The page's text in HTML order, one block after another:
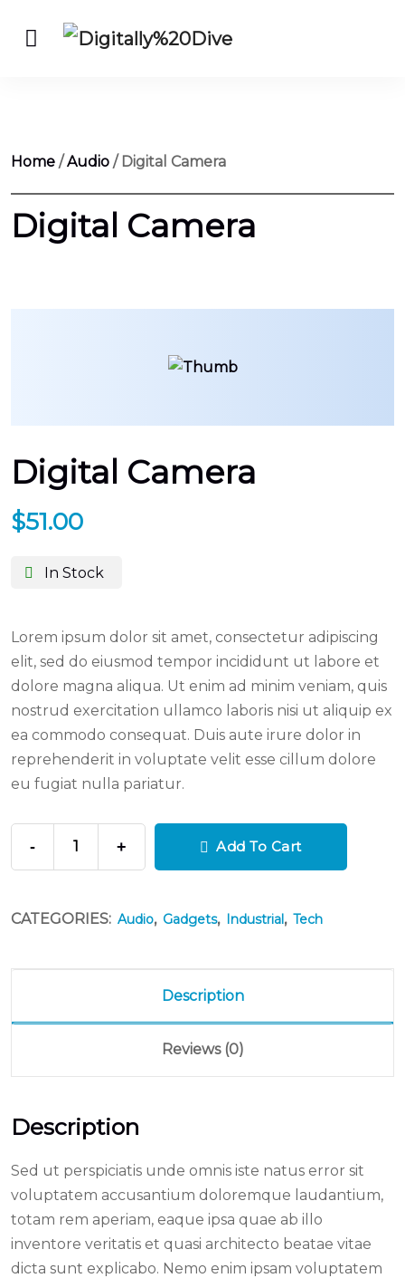
Home /Audio / Digital Camera
Digital Camera
Digital Camera
$51.00
In Stock
Lorem ipsum dolor sit amet, consectetur adipiscing
elit, sed do eiusmod tempor incididunt ut labore et
dolore magna aliqua. Ut enim ad minim veniam, quis
nostrud exercitation ullamco laboris nisi ut aliquip ex
ea commodo consequat. Duis aute irure dolor in
reprehenderit in voluptate velit esse cillum dolore
eu fugiat nulla pariatur.
- + Add To Cart
CATEGORIES: Audio, Gadgets, Industrial, Tech
Description
Reviews (0)
Description
Sed ut perspiciatis unde omnis iste natus error sit
voluptatem accusantium doloremque laudantium,
totam rem aperiam, eaque ipsa quae ab illo
inventore veritatis et quasi architecto beatae vitae
dicta sunt explicabo. Nemo enim ipsam voluptatem